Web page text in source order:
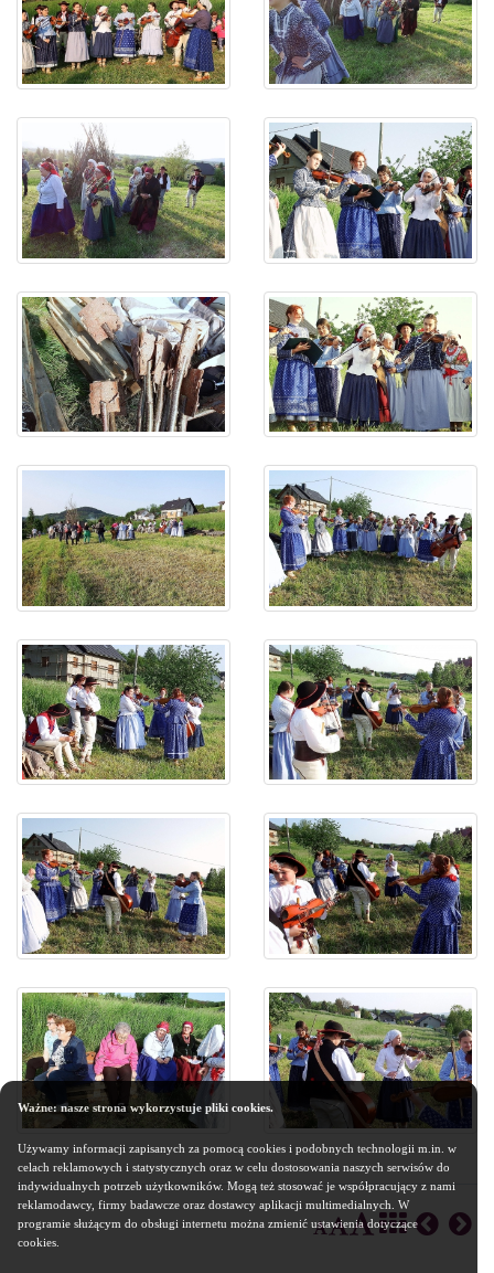
Ważne: nasze strona wykorzystuje pliki cookies.
Używamy informacji zapisanych za pomocą cookies i podobnych technologii m.in. w
celach reklamowych i statystycznych oraz w celu dostosowania naszych serwisów do
indywidualnych potrzeb użytkowników. Mogą też stosować je współpracujący z nami
reklamodawcy, firmy badawcze oraz dostawcy aplikacji multimedialnych. W
programie służącym do obsługi internetu można zmienić ustawienia dotyczące
cookies.